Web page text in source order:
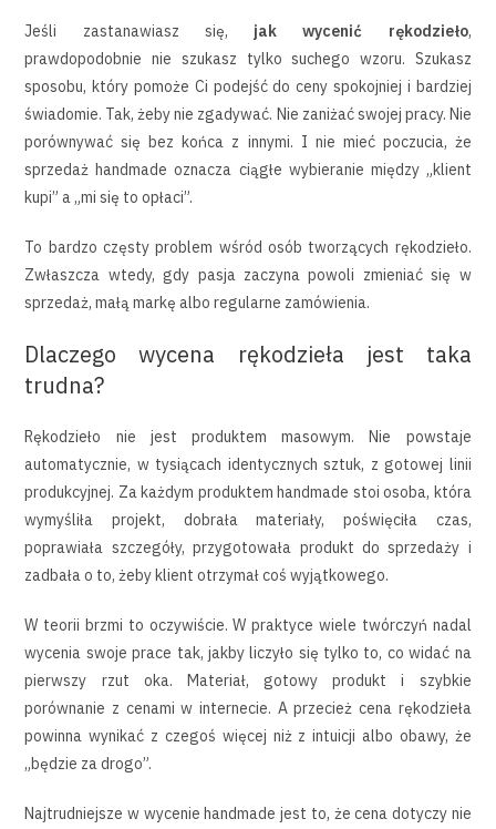
Jeśli zastanawiasz się, jak wycenić rękodzieło,
prawdopodobnie nie szukasz tylko suchego wzoru. Szukasz
sposobu, który pomoże Ci podejść do ceny spokojniej i bardziej
świadomie. Tak, żeby nie zgadywać. Nie zaniżać swojej pracy. Nie
porównywać się bez końca z innymi. I nie mieć poczucia, że
sprzedaż handmade oznacza ciągłe wybieranie między „klient
kupi” a „mi się to opłaci”.
To bardzo częsty problem wśród osób tworzących rękodzieło.
Zwłaszcza wtedy, gdy pasja zaczyna powoli zmieniać się w
sprzedaż, małą markę albo regularne zamówienia.
Dlaczego wycena rękodzieła jest taka
trudna?
Rękodzieło nie jest produktem masowym. Nie powstaje
automatycznie, w tysiącach identycznych sztuk, z gotowej linii
produkcyjnej. Za każdym produktem handmade stoi osoba, która
wymyśliła projekt, dobrała materiały, poświęciła czas,
poprawiała szczegóły, przygotowała produkt do sprzedaży i
zadbała o to, żeby klient otrzymał coś wyjątkowego.
W teorii brzmi to oczywiście. W praktyce wiele twórczyń nadal
wycenia swoje prace tak, jakby liczyło się tylko to, co widać na
pierwszy rzut oka. Materiał, gotowy produkt i szybkie
porównanie z cenami w internecie. A przecież cena rękodzieła
powinna wynikać z czegoś więcej niż z intuicji albo obawy, że
„będzie za drogo”.
Najtrudniejsze w wycenie handmade jest to, że cena dotyczy nie